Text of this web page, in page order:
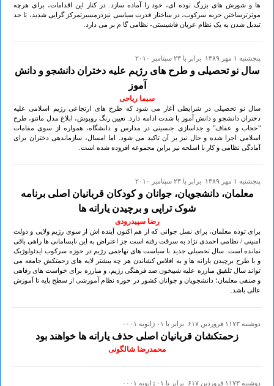
ها و شورش های بزرگ توده ای، خود را آماده سازد. در کنار این اقدامات، برای هرچه
موثرترساختن حربه سرکوب، در ساختار قدرت سیاسی نیزدرمسیرتمرکز گرایی شدید، تا حد
تبدیل شدن به یک نظام عریان فاشیستی- نظامی گا م بر می دارد.
پنجشنبه ۱ مهر ۱۳۸۹ برابر با ۲۳ سپتامبر ۲۰۱۰
سال نو تحصیلی و طرح های رژیم علیه دختران دانشجو و دانش
آموز
سیما ریاحی
سال نو تحصیلی در شرایطی آغاز می شود که طرح های ارتجاعی رژیم اسلامی علیه
دختران دانشجو و دانش آموز با شدت ادامه دارد. تعیین رنگ روپوش، ابلاغ مدل مانتو، طرح
"حجاب و عفاف" و جداسازی جنسیتی در مدارس و دانشگاه، همواره از سوی مقامات
اسلامی اجرا شده و حال نیز بر آن تاکید می شود. اما امسال، سازماندهی دختران برای
آمادگی نظامی و کار با اسلحه نیز براین مجموعه افزوده شده است.
پنجشنبه ۱ مهر ۱۳۸۹ برابر با ۲۳ سپتامبر ۲۰۱۰
معلمان، دانشجویان، جوانان و کودکان قربانیان اصلی برنامه
شوک تراپی و برچیدن یارانه ها
رضا سپیدرودی
برای توده معلمان، برای نسل جوانی که از هم اکنون آینده اش از سوی رژیم ولایی و دولت
امنیتی / نظامی احمدی نژاد به سرقت رفته است جز اعتراض به این نابسامانی ها راهی باقی
نمانده است. سال تحصیلی جدید با سیاست های تهاجمی رژیم در حوزه سرکوب ایدئولوژیک
و با طرح برچیدن یارانه ها و به افلاس کشاندن هر چه بیشتر لایه های زحمتکش جامعه می
تواند سال تلفیق مبارزه علیه شبیخون ضد فرهنگی رژیم، و مبارزه برای خواست های رفاهی
و صنفی معلمان؛ دانشجویان و جوانان کشور در حوزه نظام آموزشی از سطح پایه تا آموزش
عالی باشد.
دوشنبه ۱۱۷۳ فروردين ۶۱۷ برابر با ۰۱ ژانويه ۰۰۰۱
زحمتکشان قربانیان اصلی حذف یارانه ها خواهند بود
محمدرضا شالگونی
دوشنبه ۱۱۷۳ فروردين ۶۱۷ برابر با ۰۱ ژانويه ۰۰۰۱